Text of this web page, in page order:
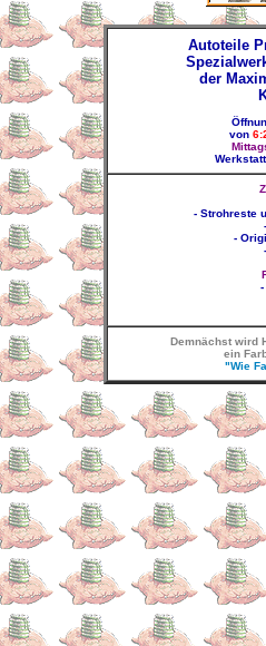
Autoteile
der
von
- Strohreste
-
-
Demnächst wird
ein
"Wie